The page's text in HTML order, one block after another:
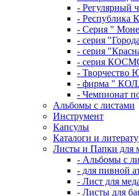
- Регулярный
- Республика
- Серия "
- серия
- серия
- серия
-
- фирма "
- Чемпионат
Альбомы с листами
Инструмент
Капсулы
Каталоги и
Листы и Папки для
- Альбомы с
- для пивной
- Лист для
- Листы для